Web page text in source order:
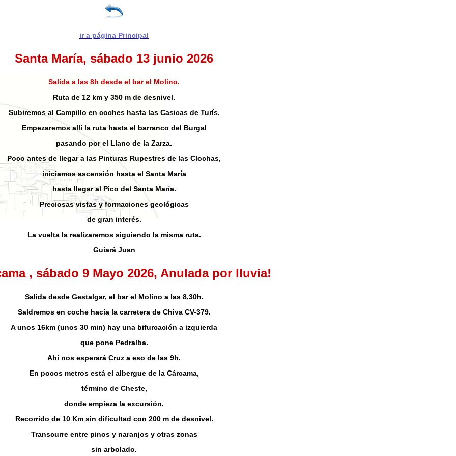
ir a página Principal
Santa María, sábado 13 junio 2026
Salida a las 8h desde el bar el Molino.
Ruta de 12 km y 350 m de desnivel.
Subiremos al Campillo en coches hasta las Casicas de Turís.
Empezaremos allí la ruta hasta el barranco del Burgal
pasando por el Llano de la Zarza.
Poco antes de llegar a las Pinturas Rupestres de las Clochas,
iniciamos ascensión hasta el Santa María
hasta llegar al Pico del Santa María.
Preciosas vistas y formaciones geológicas
de gran interés.
La vuelta la realizaremos siguiendo la misma ruta.
Guiará Juan
, sábado 9 Mayo 2026, Anulada por lluvia!
Salida desde Gestalgar, el bar el Molino a las 8,30h.
Saldremos en coche hacia la carretera de Chiva CV-379.
A unos 16km (unos 30 min) hay una bifurcación a izquierda
que pone Pedralba.
Ahí nos esperará Cruz a eso de las 9h.
En pocos metros está el albergue de la Cárcama,
término de Cheste,
donde empieza la excursión.
Recorrido de 10 Km sin dificultad con 200 m de desnivel.
Transcurre entre pinos y naranjos y otras zonas
sin arbolado.